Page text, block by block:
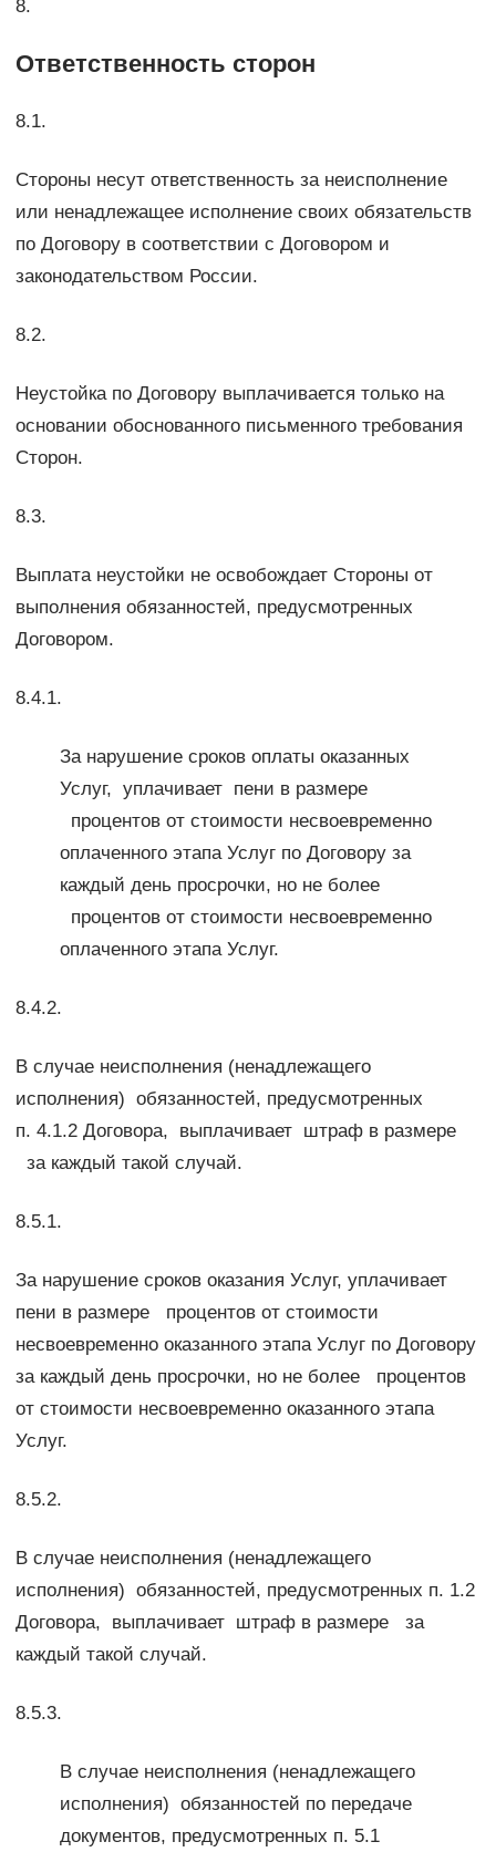
8.
Ответственность сторон
8.1.
Стороны несут ответственность за неисполнение
или ненадлежащее исполнение своих обязательств
по Договору в соответствии с Договором и
законодательством России.
8.2.
Неустойка по Договору выплачивается только на
основании обоснованного письменного требования
Сторон.
8.3.
Выплата неустойки не освобождает Стороны от
выполнения обязанностей, предусмотренных
Договором.
8.4.1.
За нарушение сроков оплаты оказанных
Услуг, уплачивает пени в размере
процентов от стоимости несвоевременно
оплаченного этапа Услуг по Договору за
каждый день просрочки, но не более
процентов от стоимости несвоевременно
оплаченного этапа Услуг.
8.4.2.
В случае неисполнения (ненадлежащего
исполнения) обязанностей, предусмотренных
п. 4.1.2 Договора, выплачивает штраф в размере
за каждый такой случай.
8.5.1.
За нарушение сроков оказания Услуг, уплачивает
пени в размере процентов от стоимости
несвоевременно оказанного этапа Услуг по Договору
за каждый день просрочки, но не более процентов
от стоимости несвоевременно оказанного этапа
Услуг.
8.5.2.
В случае неисполнения (ненадлежащего
исполнения) обязанностей, предусмотренных п. 1.2
Договора, выплачивает штраф в размере за
каждый такой случай.
8.5.3.
В случае неисполнения (ненадлежащего
исполнения) обязанностей по передаче
документов, предусмотренных п. 5.1